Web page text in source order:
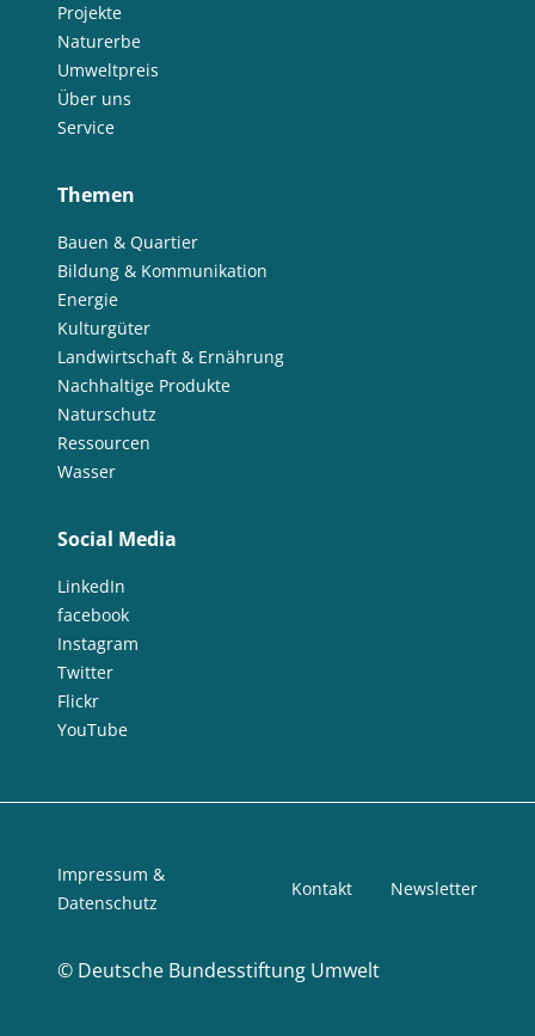
Projekte
Naturerbe
Umweltpreis
Über uns
Service
Themen
Bauen & Quartier
Bildung & Kommunikation
Energie
Kulturgüter
Landwirtschaft & Ernährung
Nachhaltige Produkte
Naturschutz
Ressourcen
Wasser
Social Media
LinkedIn
facebook
Instagram
Twitter
Flickr
YouTube
© Deutsche Bundesstiftung Umwelt
Impressum &
Datenschutz
Kontakt Newsletter